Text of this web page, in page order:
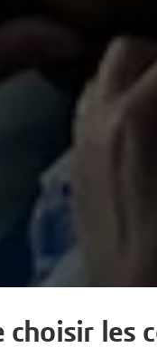
choisir les